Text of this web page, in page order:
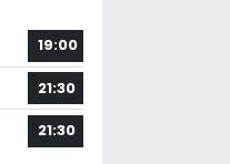
19:00
21:30
21:30